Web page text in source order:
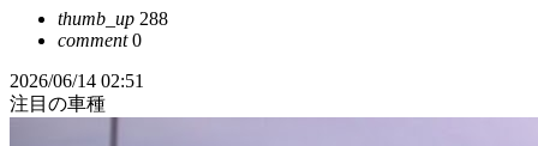
thumb_up 288
comment0
2026/06/14 02:51
注目の車種